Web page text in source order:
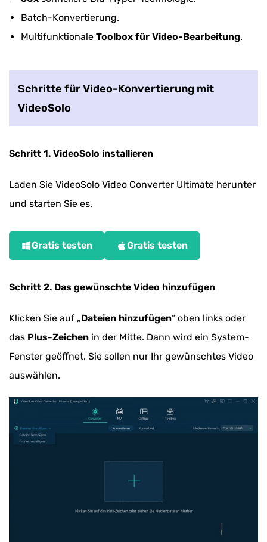
Batch-Konvertierung.
Multifunktionale Toolbox für Video-Bearbeitung.
Schritte für Video-Konvertierung mit
VideoSolo
Schritt 1. VideoSolo installieren
Laden Sie VideoSolo Video Converter Ultimate herunter
und starten Sie es.
Gratis testen Gratis testen
Schritt 2. Das gewünschte Video hinzufügen
Klicken Sie auf „Dateien hinzufügen“ oben links oder
das Plus-Zeichen in der Mitte. Dann wird ein System-
Fenster geöffnet. Sie sollen nur Ihr gewünschtes Video
auswählen.